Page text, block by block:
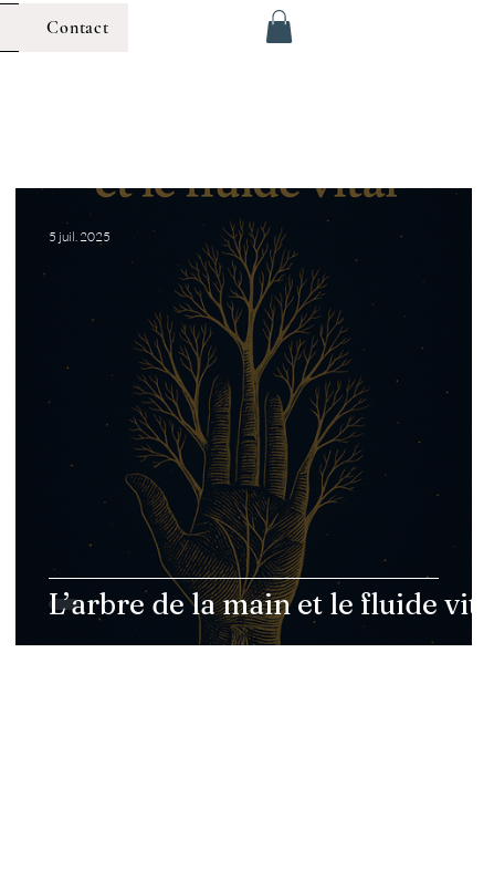
Contact
L’arbre de la main et le fluide
5 juil. 2025